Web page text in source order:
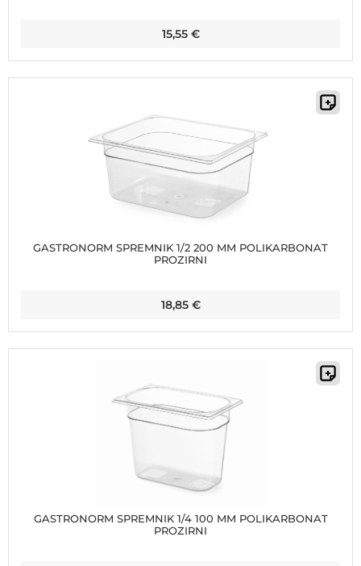
15,55 €
GASTRONORM SPREMNIK 1/2 200 MM POLIKARBONAT
PROZIRNI
18,85 €
GASTRONORM SPREMNIK 1/4 100 MM POLIKARBONAT
PROZIRNI